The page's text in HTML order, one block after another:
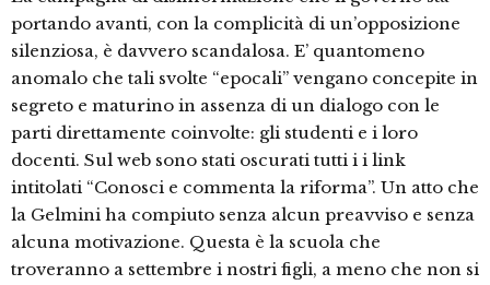
portando avanti, con la complicità di un’opposizione
silenziosa, è davvero scandalosa. E’ quantomeno
anomalo che tali svolte “epocali” vengano concepite in
segreto e maturino in assenza di un dialogo con le
parti direttamente coinvolte: gli studenti e i loro
docenti. Sul web sono stati oscurati tutti i i link
intitolati “Conosci e commenta la riforma”. Un atto che
la Gelmini ha compiuto senza alcun preavviso e senza
alcuna motivazione. Questa è la scuola che
troveranno a settembre i nostri figli, a meno che non si